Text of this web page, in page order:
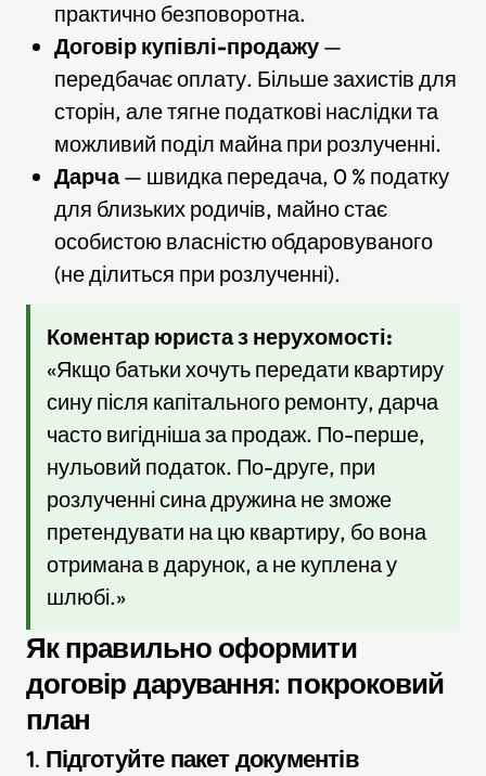
практично безповоротна.
Договір купівлі-продажу—
передбачає оплату. Більше захистів для
сторін, але тягне податкові наслідки та
можливий поділ майна при розлученні.
Дарча— швидка передача, 0 % податку
для близьких родичів, майно стає
особистою власністю обдаровуваного
(не ділиться при розлученні).
Коментар юриста з нерухомості:
«Якщо батьки хочуть передати квартиру
сину після капітального ремонту, дарча
часто вигідніша за продаж. По-перше,
нульовий податок. По-друге, при
розлученні сина дружина не зможе
претендувати на цю квартиру, бо вона
отримана в дарунок, а не куплена у
шлюбі.»
Як правильно оформити
договір дарування: покроковий
план
1. Підготуйте пакет документів